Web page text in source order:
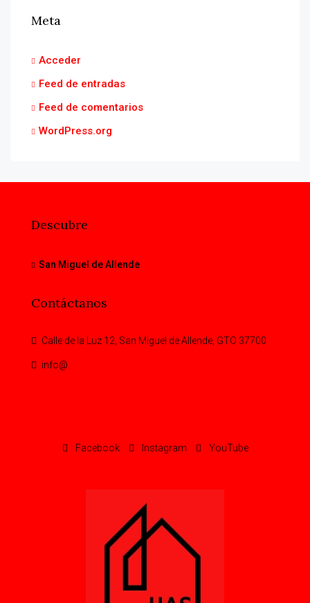
Meta
Acceder
Feed de entradas
Feed de comentarios
WordPress.org
Descubre
San Miguel de Allende
Contáctanos
Calle de la Luz 12, San Miguel de Allende, GTO 37700
info@
Facebook Instagram YouTube